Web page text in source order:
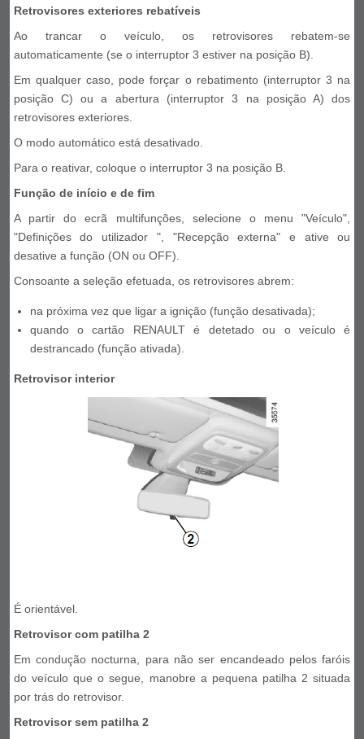
Retrovisores exteriores rebatíveis
Ao trancar o veículo, os retrovisores rebatem-se
automaticamente (se o interruptor 3 estiver na posição B).
Em qualquer caso, pode forçar o rebatimento (interruptor 3 na
posição C) ou a abertura (interruptor 3 na posição A) dos
retrovisores exteriores.
O modo automático está desativado.
Para o reativar, coloque o interruptor 3 na posição B.
Função de início e de fim
A partir do ecrã multifunções, selecione o menu "Veículo",
"Definições do utilizador ", "Recepção externa" e ative ou
desative a função (ON ou OFF).
Consoante a seleção efetuada, os retrovisores abrem:
na próxima vez que ligar a ignição (função desativada);
quando o cartão RENAULT é detetado ou o veículo é
destrancado (função ativada).
Retrovisor interior
É orientável.
Retrovisor com patilha 2
Em condução nocturna, para não ser encandeado pelos faróis
do veículo que o segue, manobre a pequena patilha 2 situada
por trás do retrovisor.
Retrovisor sem patilha 2